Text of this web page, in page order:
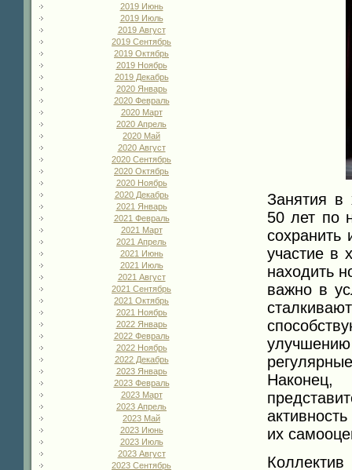
2019 Июнь
2019 Июль
2019 Август
2019 Сентябрь
2019 Октябрь
2019 Ноябрь
2019 Декабрь
2020 Январь
2020 Февраль
2020 Март
2020 Апрель
2020 Май
2020 Август
2020 Сентябрь
2020 Октябрь
2020 Ноябрь
2020 Декабрь
2021 Январь
2021 Февраль
2021 Март
2021 Апрель
2021 Июнь
2021 Июль
2021 Август
2021 Сентябрь
2021 Октябрь
2021 Ноябрь
2022 Январь
2022 Февраль
2022 Ноябрь
2022 Декабрь
2023 Январь
2023 Февраль
2023 Март
2023 Апрель
2023 Май
2023 Июнь
2023 Июль
2023 Август
2023 Сентябрь
Занятия в
50 лет по
сохранить
участие в
находить
важно в
Наконец,
их